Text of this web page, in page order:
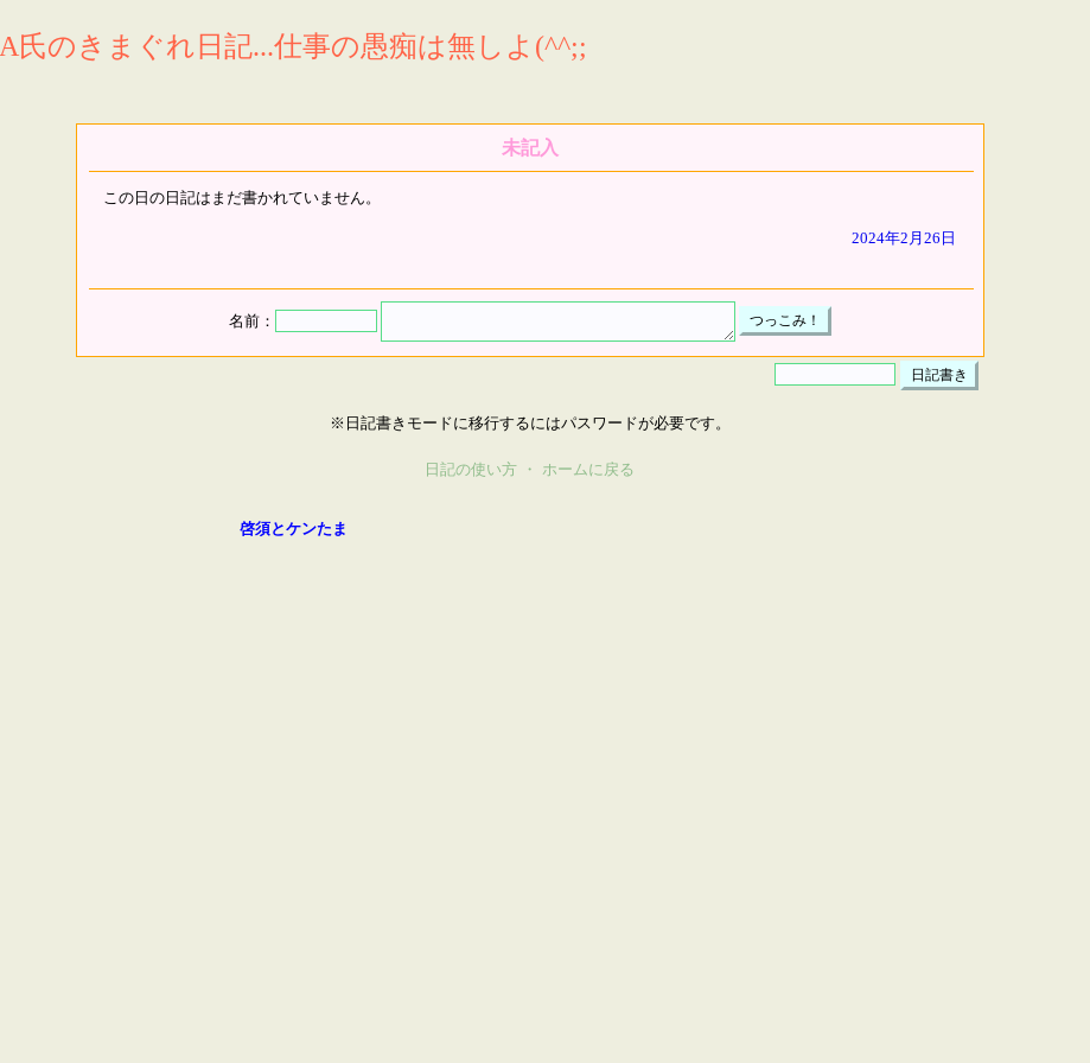
A氏のきまぐれ日記...仕事の愚痴は無しよ(^^;;
未記入
この日の日記はまだ書かれていません。
2024年2月26日
名前：
※日記書きモードに移行するにはパスワードが必要です。
日記の使い方 ・ ホームに戻る
啓須とケンたま